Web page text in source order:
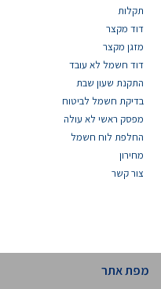
תקלות
דוד מקצר
מזגן מקצר
דוד חשמל לא עובד
התקנת שעון שבת
בדיקת חשמל לביטוח
מפסק ראשי לא עולה
החלפת לוח חשמל
מחירון
צור קשר
מפת אתר